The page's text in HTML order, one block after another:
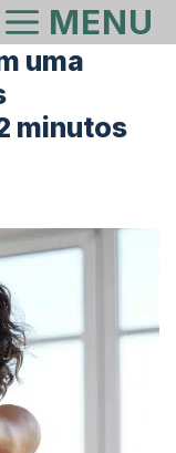
MENU
uma
minutos